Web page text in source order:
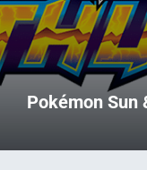
Pokémon Sun